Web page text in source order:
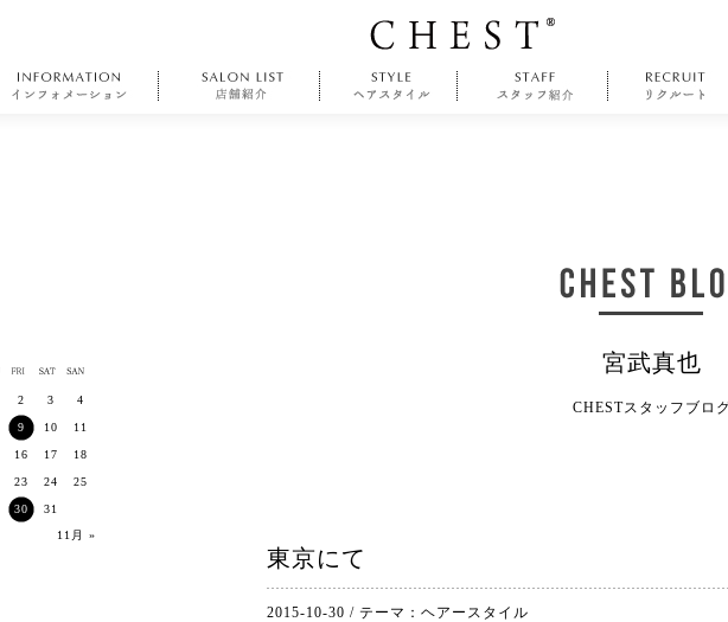
宮武真也
CHESTスタッフブロ
東京にて
2015-10-30 / テーマ： ヘアースタイル
11月 »
2 3 4
9 10 11
16 17 18
23 24 25
30 31